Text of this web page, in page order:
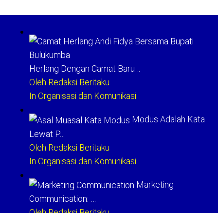
Herlang Dengan Camat Baru…
Oleh Redaksi Beritaku
In Organisasi dan Komunikasi
Modus Adalah Kata
Lewat P…
Oleh Redaksi Beritaku
In Organisasi dan Komunikasi
Marketing
Communication: …